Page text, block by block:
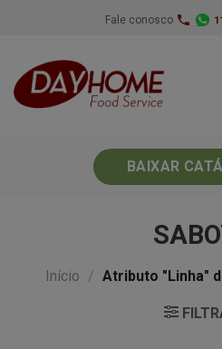
Fale conosco
BAIXAR
Início / Atributo "Linha"